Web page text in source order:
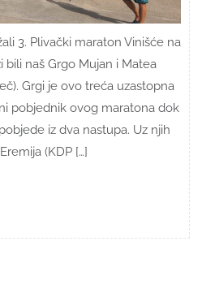
3. Plivački maraton Vinišće na
naš Grgo Mujan i Matea
Grgi je ovo treća uzastopna
pobjednik ovog maratona dok
iz dva nastupa. Uz njih
(KDP […]